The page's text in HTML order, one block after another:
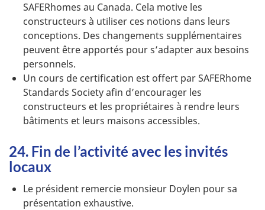
SAFERhomes au Canada. Cela motive les
constructeurs à utiliser ces notions dans leurs
conceptions. Des changements supplémentaires
peuvent être apportés pour s’adapter aux besoins
personnels.
Un cours de certification est offert par SAFERhome
Standards Society afin d’encourager les
constructeurs et les propriétaires à rendre leurs
bâtiments et leurs maisons accessibles.
24. Fin de l’activité avec les invités
locaux
Le président remercie monsieur Doylen pour sa
présentation exhaustive.